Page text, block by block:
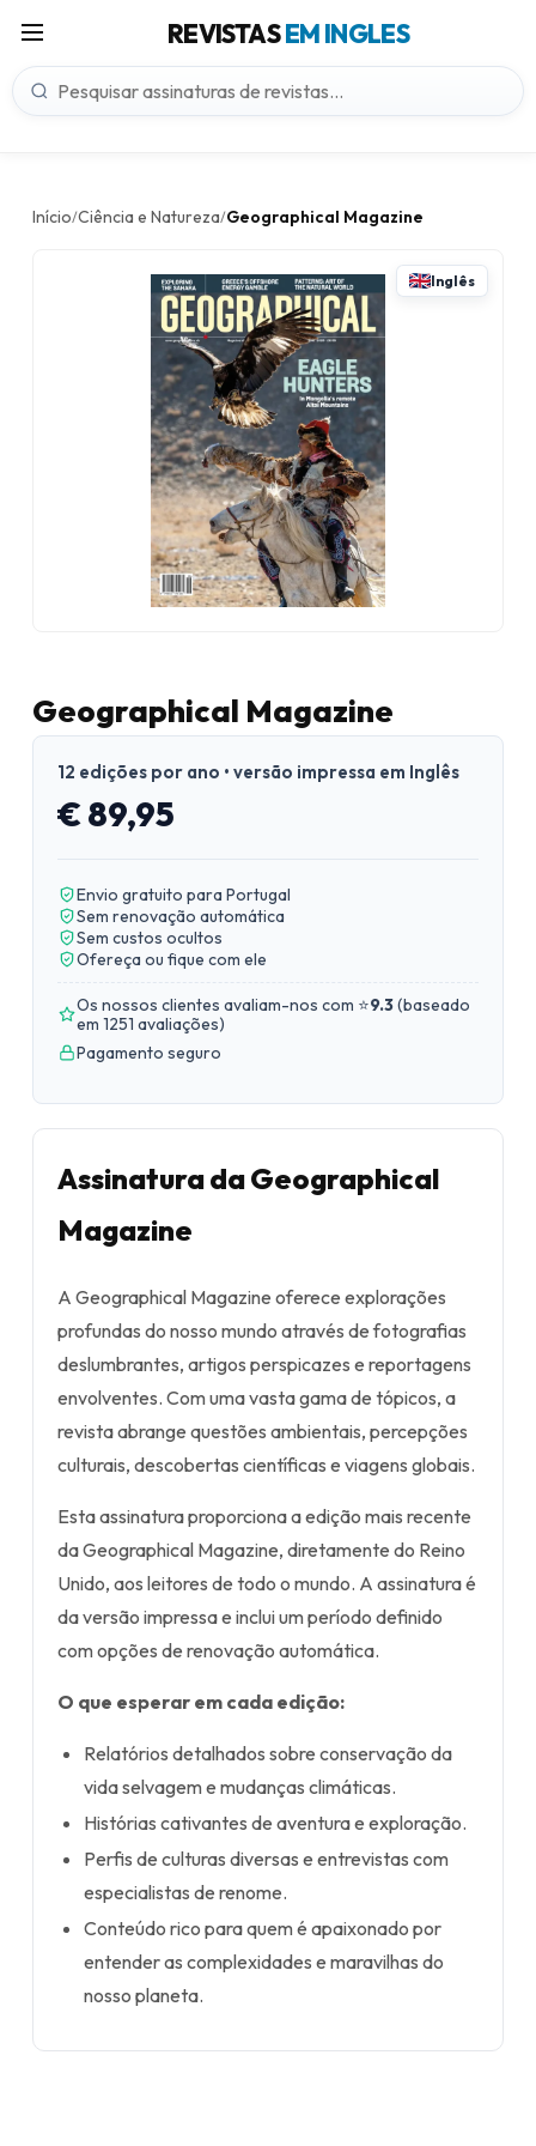
REVISTASEM INGLES
Início/Ciência e Natureza/Geographical Magazine
Inglês
Geographical Magazine
12 edições por ano • versão impressa em Inglês
€ 89,95
Envio gratuito para Portugal
Sem renovação automática
Sem custos ocultos
Ofereça ou fique com ele
Os nossos clientes avaliam-nos com ⭐9.3(baseado
em 1251 avaliações)
Pagamento seguro
Assinatura da Geographical
Magazine
A Geographical Magazine oferece explorações
profundas do nosso mundo através de fotografias
deslumbrantes, artigos perspicazes e reportagens
envolventes. Com uma vasta gama de tópicos, a
revista abrange questões ambientais, percepções
culturais, descobertas científicas e viagens globais.
Esta assinatura proporciona a edição mais recente
da Geographical Magazine, diretamente do Reino
Unido, aos leitores de todo o mundo. A assinatura é
da versão impressa e inclui um período definido
com opções de renovação automática.
O que esperar em cada edição:
Relatórios detalhados sobre conservação da
vida selvagem e mudanças climáticas.
Histórias cativantes de aventura e exploração.
Perfis de culturas diversas e entrevistas com
especialistas de renome.
Conteúdo rico para quem é apaixonado por
entender as complexidades e maravilhas do
nosso planeta.